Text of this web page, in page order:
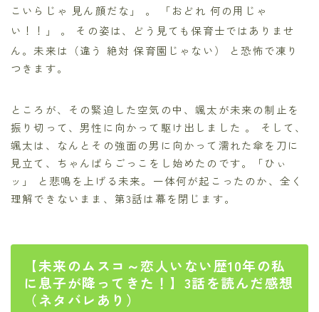
こいらじゃ 見ん顔だな」 。 「おどれ 何の用じゃ
い！！」 。 その姿は、どう見ても保育士ではありませ
ん。未来は（違う 絶対 保育園じゃない）
と恐怖で凍り
つきます。
ところが、その緊迫した空気の中、颯太が未来の制止を
振り切って、男性に向かって駆け出しました 。 そして、
颯太は、なんとその強面の男に向かって濡れた傘を刀に
見立て、ちゃんばらごっこをし始めたのです。「ひぃ
ッ」 と悲鳴を上げる未来。一体何が起こったのか、全く
理解できないまま、第3話は幕を閉じます。
【未来のムスコ～恋人いない歴10年の私
に息子が降ってきた！】3話を読んだ感想
（ネタバレあり）